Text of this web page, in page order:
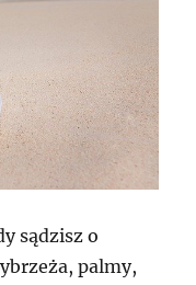
sądzisz o
palmy,